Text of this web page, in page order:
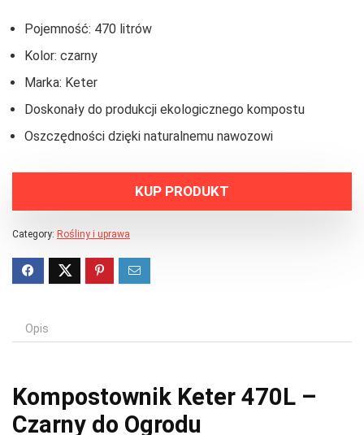
Pojemność: 470 litrów
Kolor: czarny
Marka: Keter
Doskonały do produkcji ekologicznego kompostu
Oszczędności dzięki naturalnemu nawozowi
KUP PRODUKT
Category: Rośliny i uprawa
Opis
Kompostownik Keter 470L –
Czarny do Ogrodu